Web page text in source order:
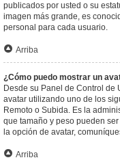
publicados por usted o su
imagen más grande, es
personal para cada usuario.
Arriba
¿Cómo puedo mostrar un
Desde su Panel de Control de
avatar utilizando uno de los
Remoto o Subida. Es la
que tamaño y peso pueden
la opción de avatar,
Arriba